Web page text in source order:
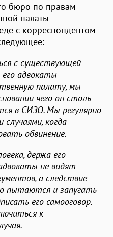
бюро по правам
палаты
с корреспондентом
с существующей
адвокаты
палату, мы
чего он столь
в СИЗО. Мы регулярно
когда
обвинение.
держа его
не видят
а следствие
пытаются и запугать
его самооговор.
к